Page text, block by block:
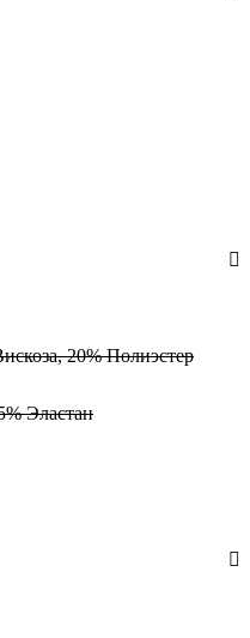
20% Полиэстер
Эластан